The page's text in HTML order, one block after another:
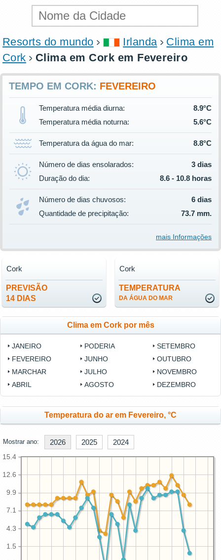
Resorts do mundo Irlanda
Clima em
Cork
Clima em Cork em Fevereiro
TEMPO EM CORK: FEVEREIRO
Temperatura média diurna:
8.9°C
Temperatura média noturna:
5.6°C
Temperatura da água do mar: 8.8°C
Número de dias ensolarados:
3 dias
Duração do dia:
8.6 - 10.8 horas
Número de dias chuvosos:
6 dias
Quantidade de precipitação:
73.7 mm.
mais Informações
PREVISÃO
14 DIAS
Cork
TEMPERATURA
DA ÁGUA DO MAR
Cork
Clima em Cork por mês
JANEIRO
FEVEREIRO
MARCHAR
ABRIL
PODERIA
JUNHO
JULHO
AGOSTO
SETEMBRO
OUTUBRO
NOVEMBRO
DEZEMBRO
Temperatura do ar em Fevereiro, °C
Mostrar ano: 2026 2025 2024
1.5
4.3
7.1
9.9
12.6
15.4